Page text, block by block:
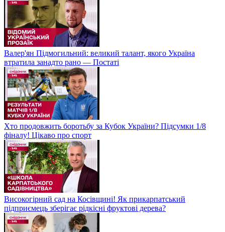
Валер'ян Підмогильний: великий талант, якого Україна
втратила занадто рано — Постаті
Хто продовжить боротьбу за Кубок України? Підсумки 1/8
фіналу! Цікаво про спорт
Високогірний сад на Косівщині! Як прикарпатський
підприємець зберігає рідкісні фруктові дерева?